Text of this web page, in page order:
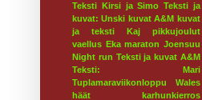
Teksti Kirsi ja Simo Teksti ja
kuvat: Unski kuvat A&M kuvat
ja teksti Kaj
pikkujoulut
vaellus Eka maraton Joensuu
Night run Teksti ja kuvat A&M
Teksti: Mari
Tuplamaraviikonloppu
Wales
häät
karhunkierros